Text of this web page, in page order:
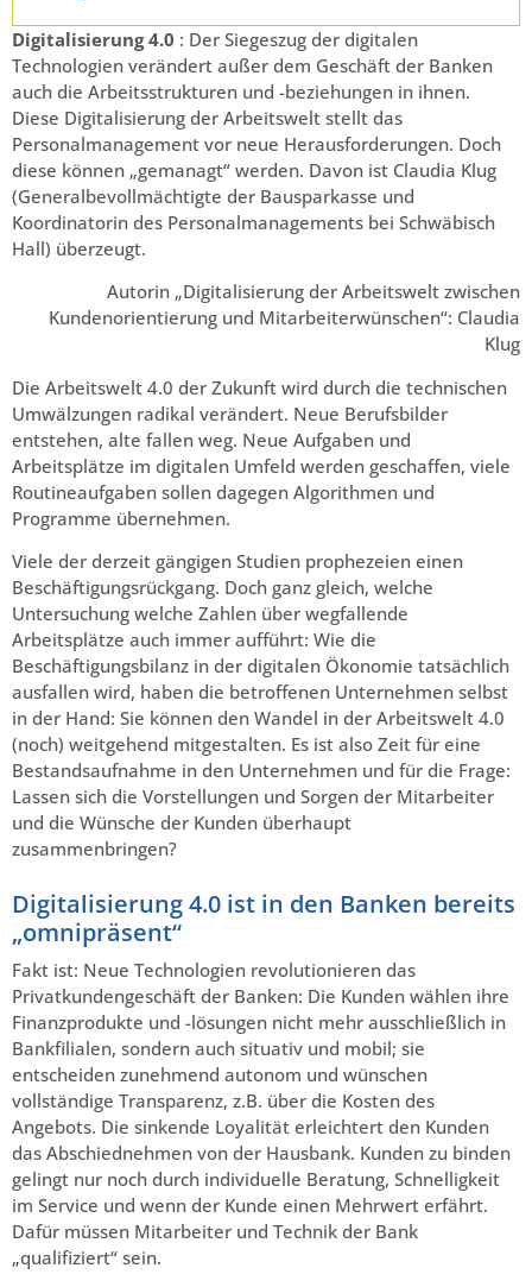
Digitalisierung 4.0 : Der Siegeszug der digitalen
Technologien verändert außer dem Geschäft der Banken
auch die Arbeitsstrukturen und -beziehungen in ihnen.
Diese Digitalisierung der Arbeitswelt stellt das
Personalmanagement vor neue Herausforderungen. Doch
diese können „gemanagt“ werden. Davon ist Claudia Klug
(Generalbevollmächtigte der Bausparkasse und
Koordinatorin des Personalmanagements bei Schwäbisch
Hall) überzeugt.
Autorin „Digitalisierung der Arbeitswelt zwischen
Kundenorientierung und Mitarbeiterwünschen“: Claudia
Klug
Die Arbeitswelt 4.0 der Zukunft wird durch die technischen
Umwälzungen radikal verändert. Neue Berufsbilder
entstehen, alte fallen weg. Neue Aufgaben und
Arbeitsplätze im digitalen Umfeld werden geschaffen, viele
Routineaufgaben sollen dagegen Algorithmen und
Programme übernehmen.
Viele der derzeit gängigen Studien prophezeien einen
Beschäftigungsrückgang. Doch ganz gleich, welche
Untersuchung welche Zahlen über wegfallende
Arbeitsplätze auch immer aufführt: Wie die
Beschäftigungsbilanz in der digitalen Ökonomie tatsächlich
ausfallen wird, haben die betroffenen Unternehmen selbst
in der Hand: Sie können den Wandel in der Arbeitswelt 4.0
(noch) weitgehend mitgestalten. Es ist also Zeit für eine
Bestandsaufnahme in den Unternehmen und für die Frage:
Lassen sich die Vorstellungen und Sorgen der Mitarbeiter
und die Wünsche der Kunden überhaupt
zusammenbringen?
Digitalisierung 4.0 ist in den Banken bereits
„omnipräsent“
Fakt ist: Neue Technologien revolutionieren das
Privatkundengeschäft der Banken: Die Kunden wählen ihre
Finanzprodukte und -lösungen nicht mehr ausschließlich in
Bankfilialen, sondern auch situativ und mobil; sie
entscheiden zunehmend autonom und wünschen
vollständige Transparenz, z.B. über die Kosten des
Angebots. Die sinkende Loyalität erleichtert den Kunden
das Abschiednehmen von der Hausbank. Kunden zu binden
gelingt nur noch durch individuelle Beratung, Schnelligkeit
im Service und wenn der Kunde einen Mehrwert erfährt.
Dafür müssen Mitarbeiter und Technik der Bank
„qualifiziert“ sein.